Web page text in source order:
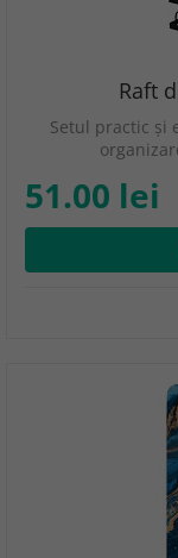
Raft
Setul practic și
51.00 lei